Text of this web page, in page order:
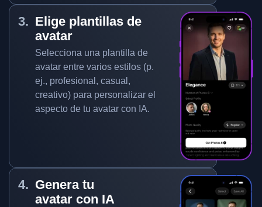
Elige plantillas de
avatar
Selecciona una plantilla de
avatar entre varios estilos (p.
ej., profesional, casual,
creativo) para personalizar el
aspecto de tu avatar con IA.
Genera tu
avatar con IA